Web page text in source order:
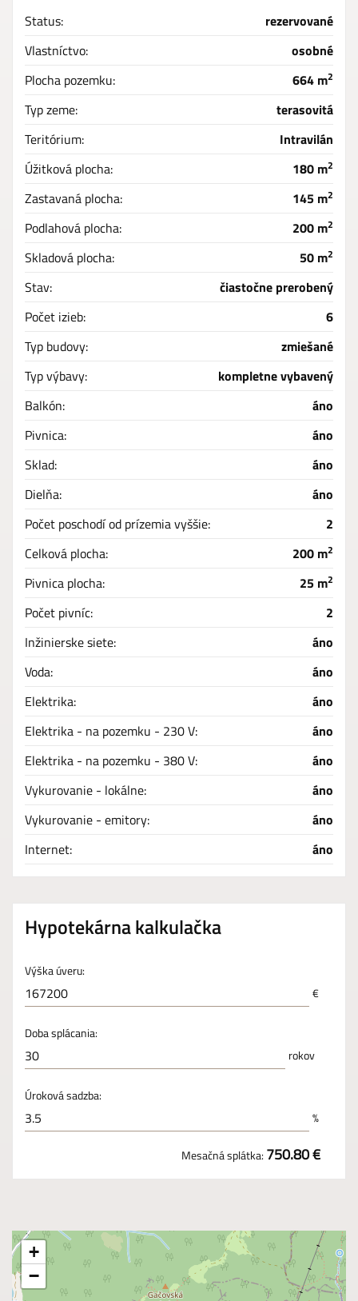
Status:
rezervované
Vlastníctvo:
osobné
Plocha pozemku:
664 m2
Typ zeme:
terasovitá
Teritórium:
Intravilán
Úžitková plocha:
180 m2
Zastavaná plocha: 145 m2
Podlahová plocha: 200 m2
Skladová plocha: 50 m2
Stav:
čiastočne prerobený
Počet izieb:
6
Typ budovy:
zmiešané
Typ výbavy:
kompletne vybavený
Balkón:
áno
Pivnica:
áno
Sklad:
áno
Dielňa:
áno
Počet poschodí od prízemia vyššie:
2
Celková plocha:
200 m2
Pivnica plocha: 25 m2
Počet pivníc:
2
Inžinierske siete:
áno
Voda:
áno
Elektrika:
áno
Elektrika - na pozemku - 230 V:
áno
Elektrika - na pozemku - 380 V:
áno
Vykurovanie - lokálne:
áno
Vykurovanie - emitory:
áno
Internet:
áno
Hypotekárna kalkulačka
Výška úveru:
€
Doba splácania:
rokov
Úroková sadzba:
%
Mesačná splátka: 750.80 €
+
−